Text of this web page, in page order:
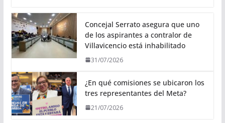
Concejal Serrato asegura que uno
de los aspirantes a contralor de
Villavicencio está inhabilitado
31/07/2026
¿En qué comisiones se ubicaron los
tres representantes del Meta?
21/07/2026